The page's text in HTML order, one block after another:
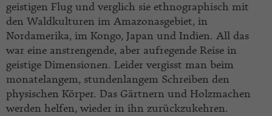
geistigen Flug und verglich sie ethnographisch mit
den Waldkulturen im Amazonasgebiet, in
Nordamerika, im Kongo, Japan und Indien. All das
war eine anstrengende, aber aufregende Reise in
geistige Dimensionen. Leider vergisst man beim
monatelangem, stundenlangem Schreiben den
physischen Körper. Das Gärtnern und Holzmachen
werden helfen, wieder in ihn zurückzukehren.